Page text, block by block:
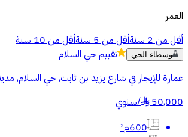
العمر
أقل من 2 سنة
أقل من 5 سنة أقل من 10 سنة
وسطاء الحي تقييمحي السلام
عمارة للإيجار في شارع يزيد بن ثابت, حي السلام,
50,000
§
/سنوي
600م²